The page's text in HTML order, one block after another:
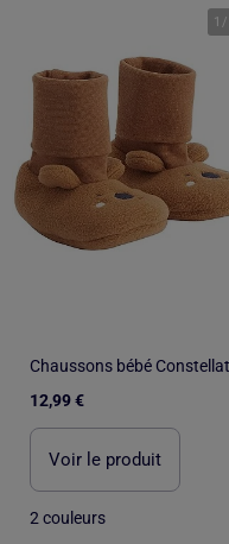
1 /
12,99 €
Voir le produit
2 couleurs